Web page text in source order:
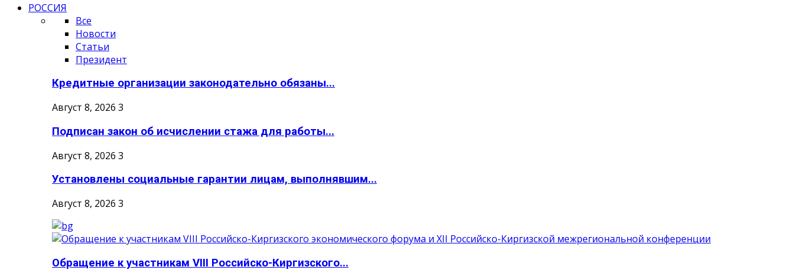
РОССИЯ
Все
Новости
Статьи
Президент
Кредитные организации законодательно обязаны...
Август 8, 2026 3
Подписан закон об исчислении стажа для работы...
Август 8, 2026 3
Установлены социальные гарантии лицам, выполнявшим...
Август 8, 2026 3
Обращение к участникам VIII Российско-Киргизского...